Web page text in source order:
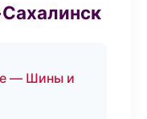
— Шины и